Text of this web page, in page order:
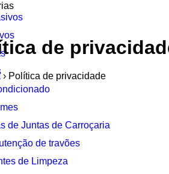
de Juntas de Carroçaria
de travões
de Limpeza
de
› Política de privacidade